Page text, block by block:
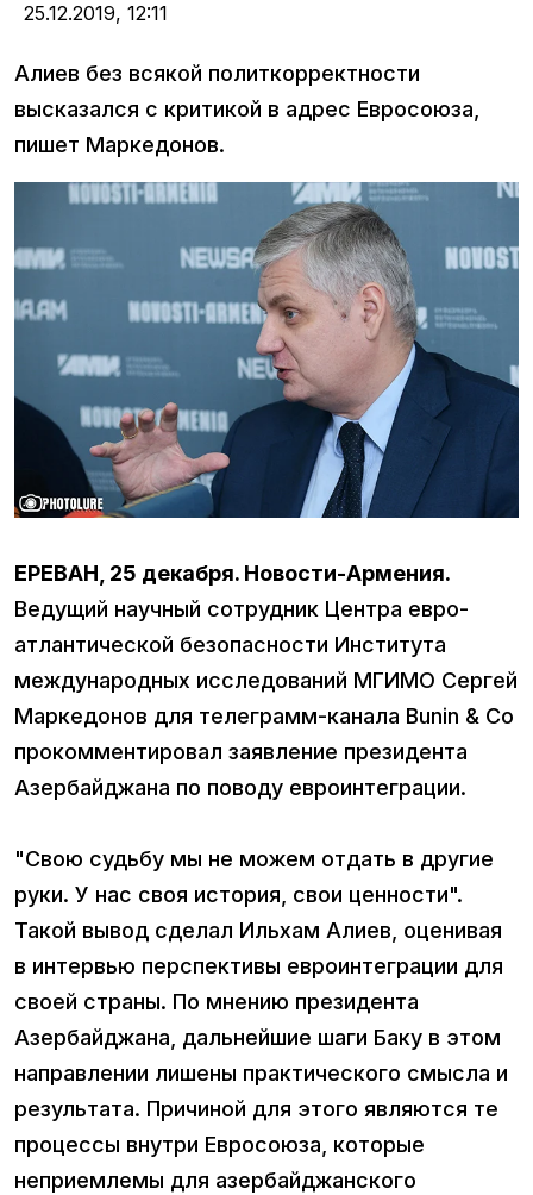
25.12.2019, 12:11
Алиев без всякой политкорректности
высказался с критикой в адрес Евросоюза,
пишет Маркедонов.
ЕРЕВАН, 25 декабря. Новости-Армения.
Ведущий научный сотрудник Центра евро-
атлантической безопасности Института
международных исследований МГИМО Сергей
Маркедонов для телеграмм-канала Bunin & Co
прокомментировал заявление президента
Азербайджана по поводу евроинтеграции.
"Свою судьбу мы не можем отдать в другие
руки. У нас своя история, свои ценности".
Такой вывод сделал Ильхам Алиев, оценивая
в интервью перспективы евроинтеграции для
своей страны. По мнению президента
Азербайджана, дальнейшие шаги Баку в этом
направлении лишены практического смысла и
результата. Причиной для этого являются те
процессы внутри Евросоюза, которые
неприемлемы для азербайджанского